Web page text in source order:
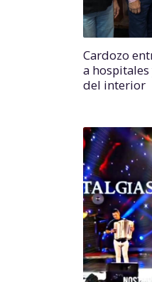
Cardozo
a
del interior